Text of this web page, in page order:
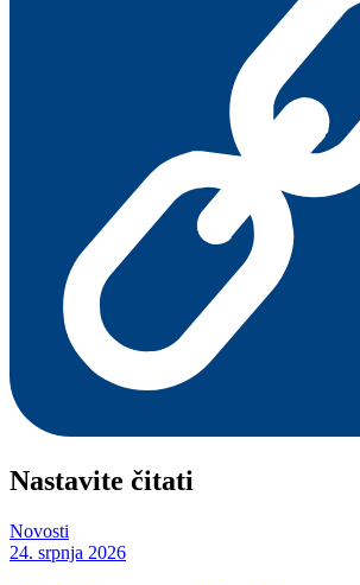
Nastavite čitati
Novosti
24. srpnja 2026